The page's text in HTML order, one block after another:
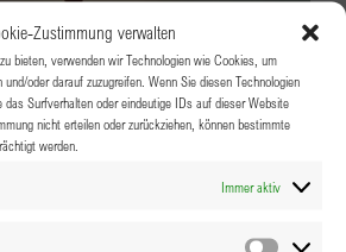
Zustimmung verwalten
bieten, verwenden wir Technologien wie Cookies, um
oder darauf zuzugreifen. Wenn Sie diesen Technologien
Surfverhalten oder eindeutige IDs auf dieser Website
nicht erteilen oder zurückziehen, können bestimmte
werden.
Immer aktiv